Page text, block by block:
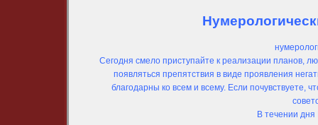
Сегодня смело приступайте к реализации планов,
появляться препятствия в виде проявления
благодарны ко всем и всему. Если почувствуете,
В течении